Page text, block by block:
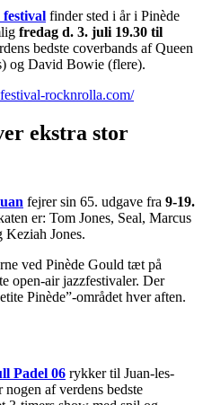
festival finder sted i år i Pinède
fredag d. 3. juli 19.30 til
bedste coverbands af Queen
og David Bowie (flere).
rocknrolla.com/
ekstra stor
fejrer sin 65. udgave fra 9-19.
er: Tom Jones, Seal, Marcus
Keziah Jones.
ved Pinède Gould tæt på
open-air jazzfestivaler. Der
Pinède”-området hver aften.
Padel 06 rykker til Juan-les-
af verdens bedste